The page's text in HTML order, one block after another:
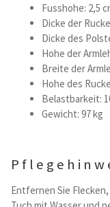
Fusshohe: 2,5
Dicke der
Dicke des
Hohe der
Breite der
Hohe des
Belastbarkeit:
Gewicht: 97 kg
Entfernen Sie